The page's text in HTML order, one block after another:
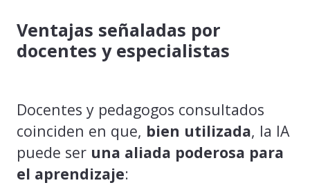
Ventajas señaladas por
docentes y especialistas
Docentes y pedagogos consultados
coinciden en que, bien utilizada, la IA
puede ser una aliada poderosa para
el aprendizaje: